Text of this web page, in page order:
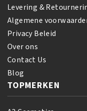
Levering &
Algemene
Privacy Beleid
Over ons
Contact Us
Blog
TOPMERKEN